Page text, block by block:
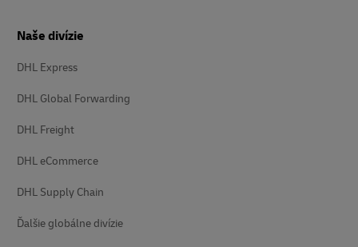
Naše divízie
DHL Express
DHL Global Forwarding
DHL Freight
DHL eCommerce
DHL Supply Chain
Ďalšie globálne divízie